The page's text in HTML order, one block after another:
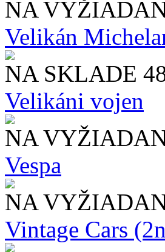
NA
Velikán
NA SKLADE
Velikáni vojen
NA
Vespa
NA
Vintage Cars